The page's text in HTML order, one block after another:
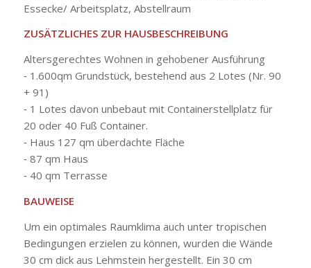
Essecke/ Arbeitsplatz, Abstellraum
ZUSÄTZLICHES ZUR HAUSBESCHREIBUNG
Altersgerechtes Wohnen in gehobener Ausführung
⁃ 1.600qm Grundstück, bestehend aus 2 Lotes (Nr. 90
+ 91)
⁃ 1 Lotes davon unbebaut mit Containerstellplatz für
20 oder 40 Fuß Container.
⁃ Haus 127 qm überdachte Fläche
⁃ 87 qm Haus
⁃ 40 qm Terrasse
BAUWEISE
Um ein optimales Raumklima auch unter tropischen
Bedingungen erzielen zu können, wurden die Wände
30 cm dick aus Lehmstein hergestellt. Ein 30 cm